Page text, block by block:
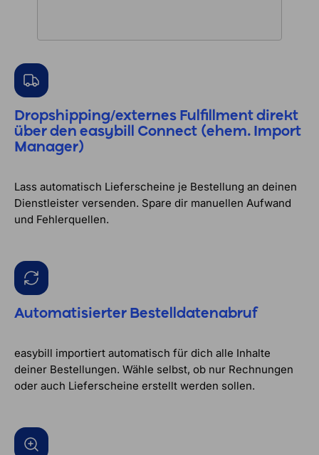
Dropshipping/externes Fulfillment direkt
über den easybill Connect (ehem. Import
Manager)
Lass automatisch Lieferscheine je Bestellung an deinen
Dienstleister versenden. Spare dir manuellen Aufwand
und Fehlerquellen.
Automatisierter Bestelldatenabruf
easybill importiert automatisch für dich alle Inhalte
deiner Bestellungen. Wähle selbst, ob nur Rechnungen
oder auch Lieferscheine erstellt werden sollen.